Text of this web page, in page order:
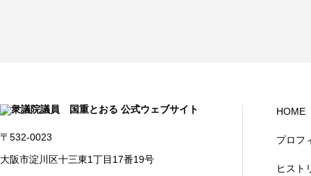
〒532-0023
大阪市淀川区十三東1丁目17番19号
HOME
プロフ
ヒスト